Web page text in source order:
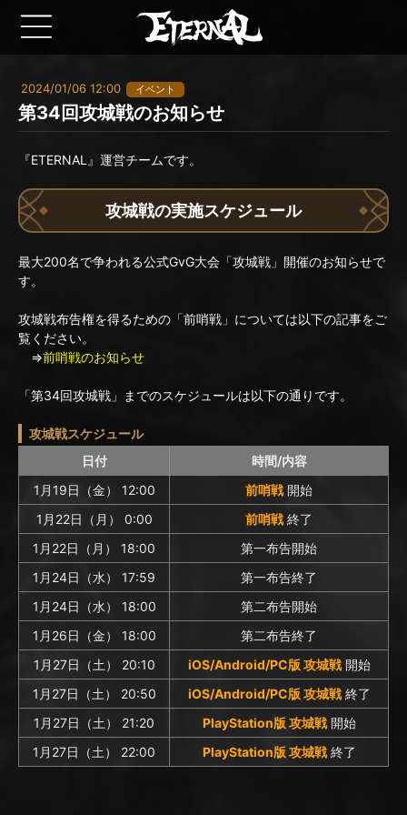
2024/01/06 12:00 イベント
第34回攻城戦のお知らせ
『ETERNAL』運営チームです。
攻城戦の実施スケジュール
最大200名で争われる公式GvG大会「攻城戦」開催のお知らせで
す。
攻城戦布告権を得るための「前哨戦」については以下の記事をご
覧ください。
⇒前哨戦のお知らせ
「第34回攻城戦」までのスケジュールは以下の通りです。
攻城戦スケジュール
日付
時間/内容
1月19日（金） 12:00
前哨戦 開始
1月22日（月） 0:00
前哨戦 終了
1月22日（月） 18:00
第一布告開始
1月24日（水） 17:59
第一布告終了
1月24日（水） 18:00
第二布告開始
1月26日（金） 18:00
第二布告終了
1月27日（土） 20:10
iOS/Android/PC版 攻城戦開始
1月27日（土） 20:50
iOS/Android/PC版 攻城戦終了
1月27日（土） 21:20
PlayStation版 攻城戦開始
1月27日（土） 22:00
PlayStation版 攻城戦終了